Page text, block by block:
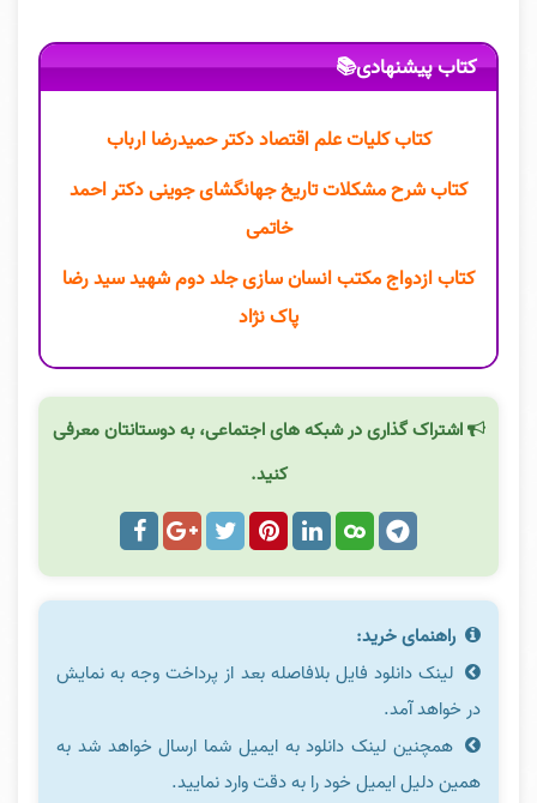
کتاب پیشنهادی📚
کتاب کلیات علم اقتصاد دکتر حمیدرضا ارباب
کتاب شرح مشکلات تاریخ جهانگشای جوینی دکتر احمد
خاتمی
کتاب ازدواج مکتب انسان سازی جلد دوم شهید سید رضا
پاک نژاد
اشتراک گذاری در شبکه های اجتماعی، به دوستانتان معرفی
کنید.
راهنمای خرید:
لینک دانلود فایل بلافاصله بعد از پرداخت وجه به نمایش
در خواهد آمد.
همچنین لینک دانلود به ایمیل شما ارسال خواهد شد به
همین دلیل ایمیل خود را به دقت وارد نمایید.